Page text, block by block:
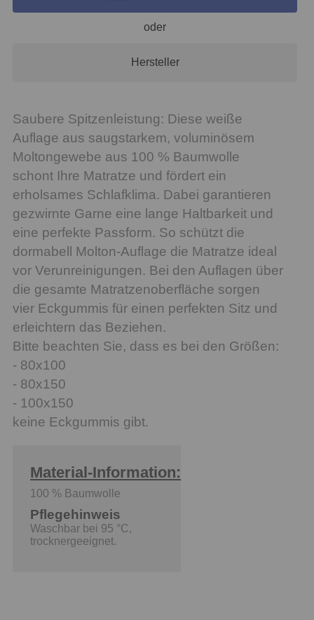
oder
Hersteller
Saubere Spitzenleistung: Diese weiße
Auflage aus saugstarkem, voluminösem
Moltongewebe aus 100 % Baumwolle
schont Ihre Matratze und fördert ein
erholsames Schlafklima. Dabei garantieren
gezwirnte Garne eine lange Haltbarkeit und
eine perfekte Passform. So schützt die
dormabell Molton-Auflage die Matratze ideal
vor Verunreinigungen. Bei den Auflagen über
die gesamte Matratzenoberfläche sorgen
vier Eckgummis für einen perfekten Sitz und
erleichtern das Beziehen.
Bitte beachten Sie, dass es bei den Größen:
- 80x100
- 80x150
- 100x150
keine Eckgummis gibt.
Material-Information:
100 % Baumwolle
Pflegehinweis
Waschbar bei 95 °C,
trocknergeeignet.